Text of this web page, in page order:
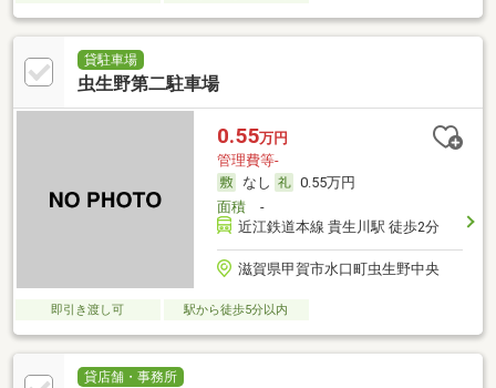
貸駐車場
虫生野第二駐車場
0.55万円
管理費等-
なし
0.55万円
面積-
近江鉄道本線 貴生川駅 徒歩2分
滋賀県甲賀市水口町虫生野中央
即引き渡し可 駅から徒歩5分以内
貸店舗・事務所